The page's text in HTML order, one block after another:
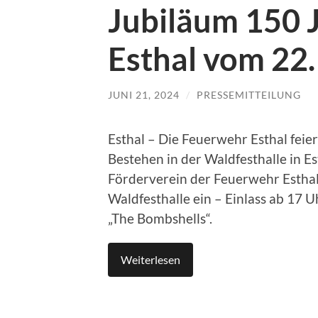
Jubiläum 150
Esthal vom
JUNI 21, 2024 / PRESSEMITTEILUNG
Esthal – Die Feuerwehr Esthal
Bestehen in der Waldfesthalle in
Förderverein der Feuerwehr
Waldfesthalle ein – Einlass ab 17
„The Bombshells“.
Weiterlesen